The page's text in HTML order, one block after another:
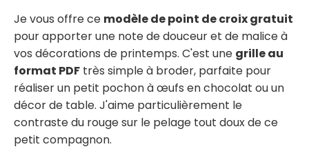
Je vous offre ce modèle de point de croix gratuit
pour apporter une note de douceur et de malice à
vos décorations de printemps. C'est une grille au
format PDF très simple à broder, parfaite pour
réaliser un petit pochon à œufs en chocolat ou un
décor de table. J'aime particulièrement le
contraste du rouge sur le pelage tout doux de ce
petit compagnon.